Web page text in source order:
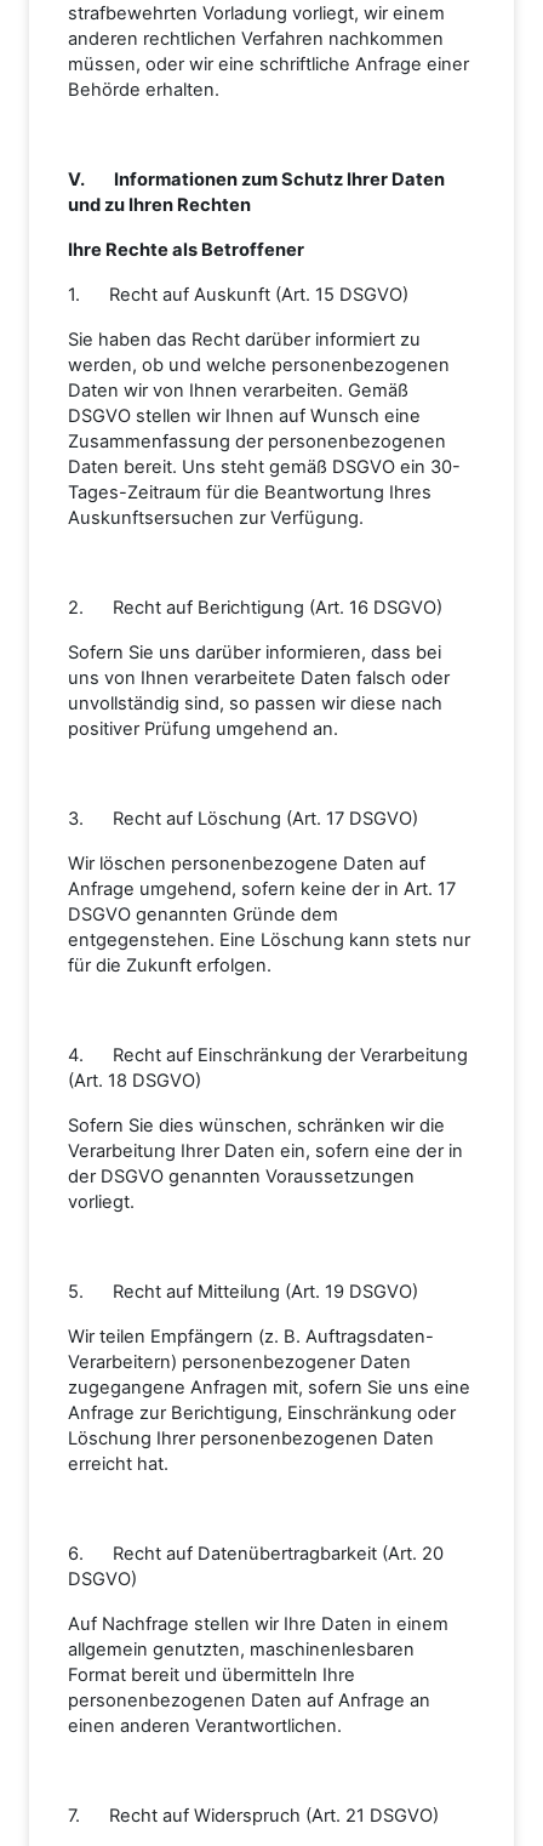
strafbewehrten Vorladung vorliegt, wir einem
anderen rechtlichen Verfahren nachkommen
müssen, oder wir eine schriftliche Anfrage einer
Behörde erhalten.
V. Informationen zum Schutz Ihrer Daten
und zu Ihren Rechten
Ihre Rechte als Betroffener
1. Recht auf Auskunft (Art. 15 DSGVO)
Sie haben das Recht darüber informiert zu
werden, ob und welche personenbezogenen
Daten wir von Ihnen verarbeiten. Gemäß
DSGVO stellen wir Ihnen auf Wunsch eine
Zusammenfassung der personenbezogenen
Daten bereit. Uns steht gemäß DSGVO ein 30-
Tages-Zeitraum für die Beantwortung Ihres
Auskunftsersuchen zur Verfügung.
2. Recht auf Berichtigung (Art. 16 DSGVO)
Sofern Sie uns darüber informieren, dass bei
uns von Ihnen verarbeitete Daten falsch oder
unvollständig sind, so passen wir diese nach
positiver Prüfung umgehend an.
3. Recht auf Löschung (Art. 17 DSGVO)
Wir löschen personenbezogene Daten auf
Anfrage umgehend, sofern keine der in Art. 17
DSGVO genannten Gründe dem
entgegenstehen. Eine Löschung kann stets nur
für die Zukunft erfolgen.
4. Recht auf Einschränkung der Verarbeitung
(Art. 18 DSGVO)
Sofern Sie dies wünschen, schränken wir die
Verarbeitung Ihrer Daten ein, sofern eine der in
der DSGVO genannten Voraussetzungen
vorliegt.
5. Recht auf Mitteilung (Art. 19 DSGVO)
Wir teilen Empfängern (z. B. Auftragsdaten-
Verarbeitern) personenbezogener Daten
zugegangene Anfragen mit, sofern Sie uns eine
Anfrage zur Berichtigung, Einschränkung oder
Löschung Ihrer personenbezogenen Daten
erreicht hat.
6. Recht auf Datenübertragbarkeit (Art. 20
DSGVO)
Auf Nachfrage stellen wir Ihre Daten in einem
allgemein genutzten, maschinenlesbaren
Format bereit und übermitteln Ihre
personenbezogenen Daten auf Anfrage an
einen anderen Verantwortlichen.
7. Recht auf Widerspruch (Art. 21 DSGVO)